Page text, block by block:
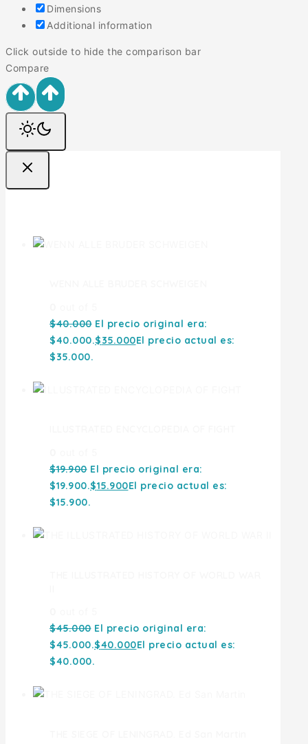
Dimensions
Additional information
Click outside to hide the comparison bar
Compare
$40.000 El precio original era:
$40.000.$35.000El precio actual es:
$35.000.
$19.900 El precio original era:
$19.900.$15.900El precio actual es:
$15.900.
$45.000 El precio original era:
$45.000.$40.000El precio actual es:
$40.000.